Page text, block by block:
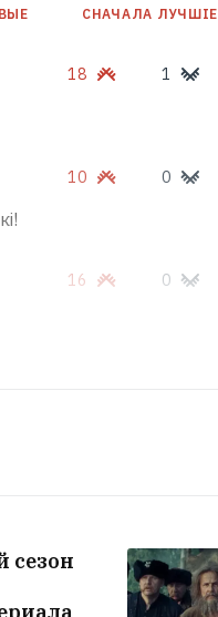
СНАЧАЛА ЛУЧШІЕ
18 1
10 0
16 0
сезон